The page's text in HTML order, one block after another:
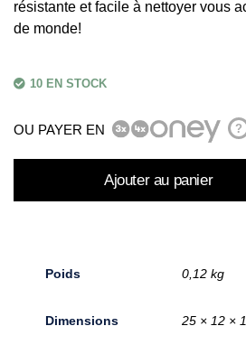
résistante et facile à nettoyer vous
de monde!
10 EN STOCK
OU PAYER EN ?
Ajouter au panier
Poids 0,12 kg
Dimensions 25 × 12 ×